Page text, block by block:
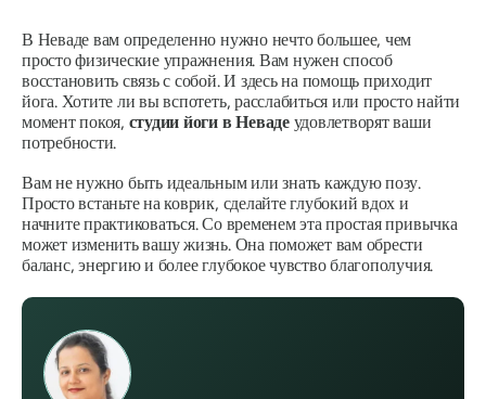
В Неваде вам определенно нужно нечто большее, чем
просто физические упражнения. Вам нужен способ
восстановить связь с собой. И здесь на помощь приходит
йога. Хотите ли вы вспотеть, расслабиться или просто найти
момент покоя, студии йоги в Невадеудовлетворят ваши
потребности.
Вам не нужно быть идеальным или знать каждую позу.
Просто встаньте на коврик, сделайте глубокий вдох и
начните практиковаться. Со временем эта простая привычка
может изменить вашу жизнь. Она поможет вам обрести
баланс, энергию и более глубокое чувство благополучия.